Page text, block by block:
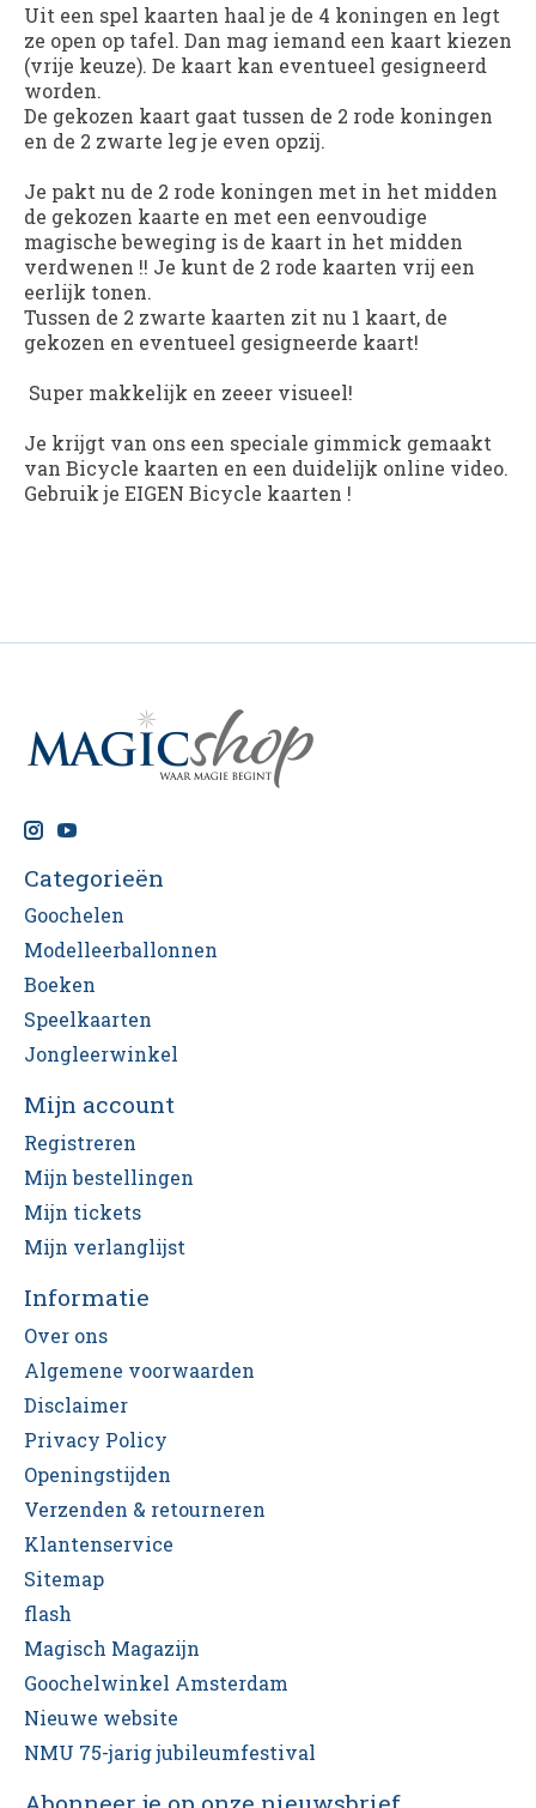
Uit een spel kaarten haal je de 4 koningen en legt
ze open op tafel. Dan mag iemand een kaart kiezen
(vrije keuze). De kaart kan eventueel gesigneerd
worden.
De gekozen kaart gaat tussen de 2 rode koningen
en de 2 zwarte leg je even opzij.
Je pakt nu de 2 rode koningen met in het midden
de gekozen kaarte en met een eenvoudige
magische beweging is de kaart in het midden
verdwenen !! Je kunt de 2 rode kaarten vrij een
eerlijk tonen.
Tussen de 2 zwarte kaarten zit nu 1 kaart, de
gekozen en eventueel gesigneerde kaart!
Super makkelijk en zeeer visueel!
Je krijgt van ons een speciale gimmick gemaakt
van Bicycle kaarten en een duidelijk online video.
Gebruik je EIGEN Bicycle kaarten !
Categorieën
Goochelen
Modelleerballonnen
Boeken
Speelkaarten
Jongleerwinkel
Mijn account
Registreren
Mijn bestellingen
Mijn tickets
Mijn verlanglijst
Informatie
Over ons
Algemene voorwaarden
Disclaimer
Privacy Policy
Openingstijden
Verzenden & retourneren
Klantenservice
Sitemap
flash
Magisch Magazijn
Goochelwinkel Amsterdam
Nieuwe website
NMU 75-jarig jubileumfestival
Abonneer je op onze nieuwsbrief